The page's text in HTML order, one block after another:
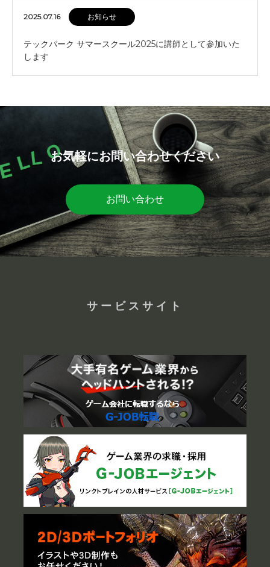
2025.07.16 お知らせ
テックパーク サマースクール2025に講師として参加いた
します
お気軽にお問い合わせください
お問い合わせ
サービスサイト